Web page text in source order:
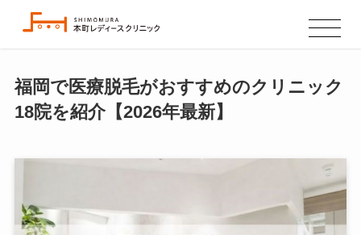
福岡で医療脱毛がおすすめのクリニック
18院を紹介【2026年最新】